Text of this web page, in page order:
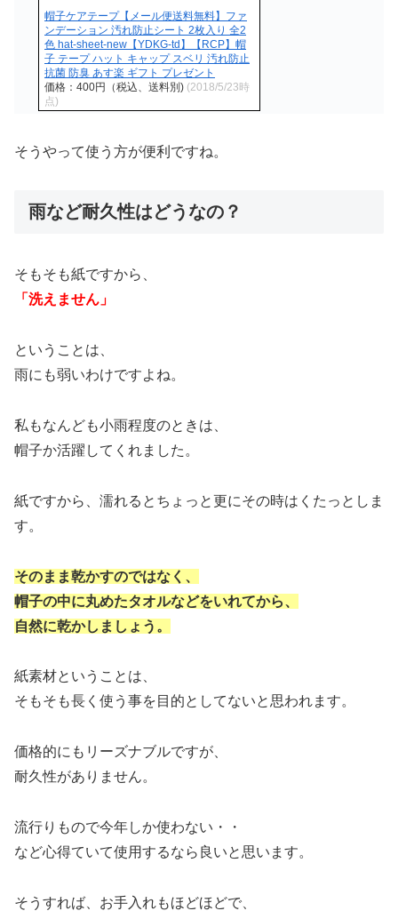
帽子ケアテープ【メール便送料無料】ファ
ンデーション 汚れ防止シート 2枚入り 全2
色 hat-sheet-new【YDKG-td】【RCP】帽
子 テープ ハット キャップ スベリ 汚れ防止
抗菌 防臭 あす楽 ギフト プレゼント
価格：400円（税込、送料別) (2018/5/23時
点)
そうやって使う方が便利ですね。
雨など耐久性はどうなの？
そもそも紙ですから、
「洗えません」
ということは、
雨にも弱いわけですよね。
私もなんども小雨程度のときは、
帽子か活躍してくれました。
紙ですから、濡れるとちょっと更にその時はくたっとしま
す。
そのまま乾かすのではなく、
帽子の中に丸めたタオルなどをいれてから、
自然に乾かしましょう。
紙素材ということは、
そもそも長く使う事を目的としてないと思われます。
価格的にもリーズナブルですが、
耐久性がありません。
流行りもので今年しか使わない・・
など心得ていて使用するなら良いと思います。
そうすれば、お手入れもほどほどで、